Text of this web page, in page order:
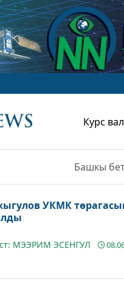
Курс
Башкы
УКМК
МЭЭРИМ ЭСЕНГУЛ